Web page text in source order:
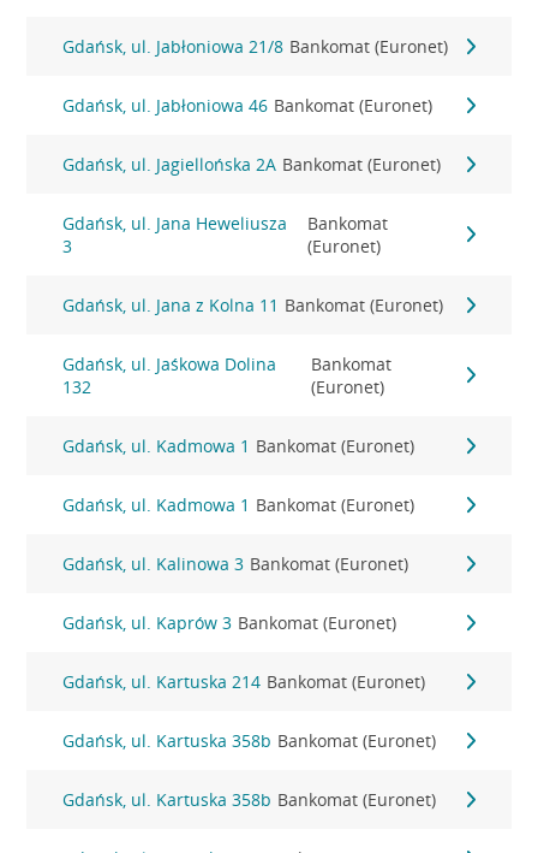
Gdańsk, ul. Jabłoniowa 21/8 Bankomat (Euronet)
Gdańsk, ul. Jabłoniowa 46 Bankomat (Euronet)
Gdańsk, ul. Jagiellońska 2A Bankomat (Euronet)
Gdańsk, ul. Jana Heweliusza
3
Bankomat
(Euronet)
Gdańsk, ul. Jana z Kolna 11 Bankomat (Euronet)
Gdańsk, ul. Jaśkowa Dolina
132
Bankomat
(Euronet)
Gdańsk, ul. Kadmowa 1 Bankomat (Euronet)
Gdańsk, ul. Kadmowa 1 Bankomat (Euronet)
Gdańsk, ul. Kalinowa 3 Bankomat (Euronet)
Gdańsk, ul. Kaprów 3 Bankomat (Euronet)
Gdańsk, ul. Kartuska 214 Bankomat (Euronet)
Gdańsk, ul. Kartuska 358b Bankomat (Euronet)
Gdańsk, ul. Kartuska 358b Bankomat (Euronet)